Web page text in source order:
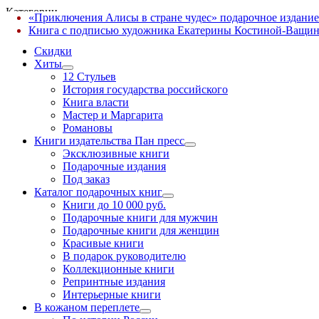
Категории
Скидки
Хиты
12 Стульев
История государства российского
Книга власти
Мастер и Маргарита
Романовы
Книги издательства Пан пресс
Эксклюзивные книги
Подарочные издания
Под заказ
Каталог подарочных книг
Книги до 10 000 руб.
Подарочные книги для мужчин
Подарочные книги для женщин
Красивые книги
В подарок руководителю
Коллекционные книги
Репринтные издания
Интерьерные книги
В кожаном переплете
«Приключения Алисы в стране чудес» подарочное издание
Книга с подписью художника Екатерины Костиной-